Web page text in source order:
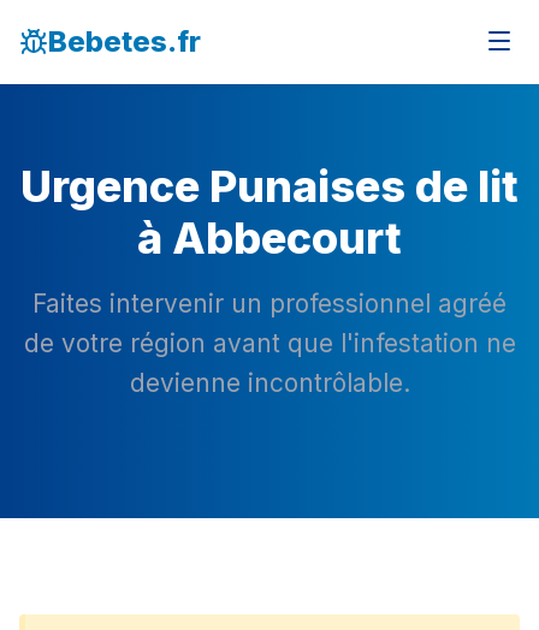
Bebetes.fr
Urgence Punaises de lit
à Abbecourt
Faites intervenir un professionnel agréé
de votre région avant que l'infestation ne
devienne incontrôlable.